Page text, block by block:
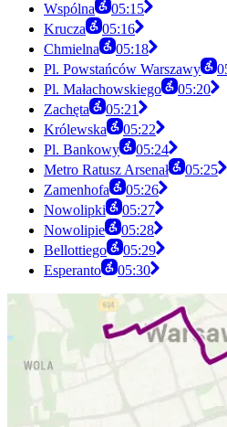
Wspólna
05:15
Krucza
05:16
Chmielna
05:18
Pl. Powstańców Warszawy
Pl. Małachowskiego
05:20
Zachęta
05:21
Królewska
05:22
Pl. Bankowy
05:24
Metro Ratusz Arsenał
05:25
Zamenhofa
05:26
Nowolipki
05:27
Nowolipie
05:28
Bellottiego
05:29
Esperanto
05:30